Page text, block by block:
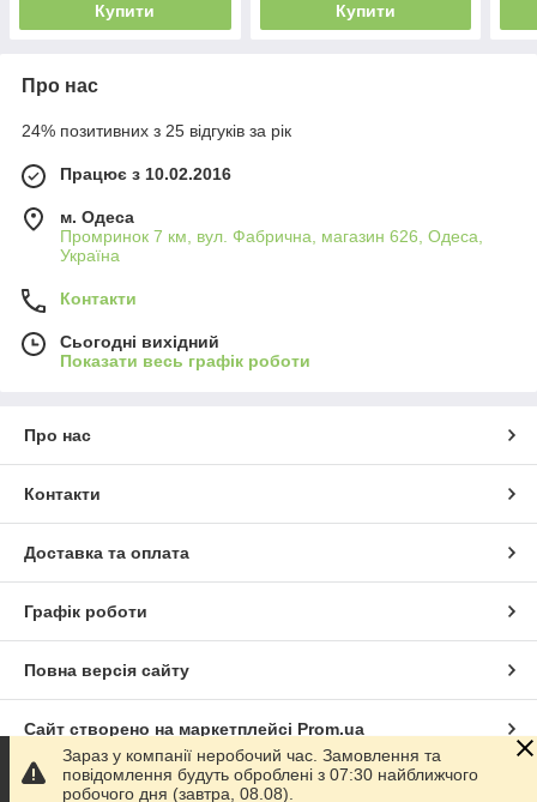
Купити Купити
Про нас
24% позитивних з 25 відгуків за рік
Працює з 10.02.2016
м. Одеса
Промринок 7 км, вул. Фабрична, магазин 626, Одеса,
Україна
Контакти
Сьогодні вихідний
Показати весь графік роботи
Про нас
Контакти
Доставка та оплата
Графік роботи
Повна версія сайту
Сайт створено на маркетплейсі Prom.ua
Політика конфіденційності
Зараз у компанії неробочий час. Замовлення та
повідомлення будуть оброблені з 07:30 найближчого
робочого дня (завтра, 08.08).